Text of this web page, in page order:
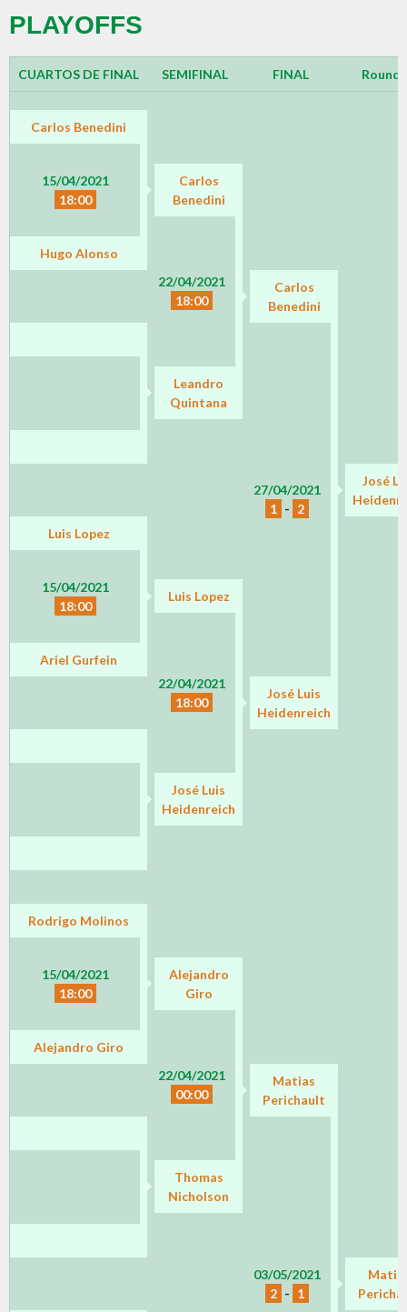
PLAYOFFS
CUARTOS DE FINAL SEMIFINAL FINAL Round
Carlos Benedini
15/04/2021
18:00
Carlos
Benedini
22/04/2021
18:00
Hugo Alonso
Carlos
Benedini
27/04/2021
1 - 2
Leandro
Quintana
José
Luis Lopez
15/04/2021
18:00
Luis Lopez
22/04/2021
18:00
Ariel Gurfein
José Luis
Heidenreich
José Luis
Heidenreich
Rodrigo Molinos
15/04/2021
18:00
Alejandro
Giro
22/04/2021
00:00
Alejandro Giro
Matias
Perichault
03/05/2021
2 - 1
Thomas
Nicholson